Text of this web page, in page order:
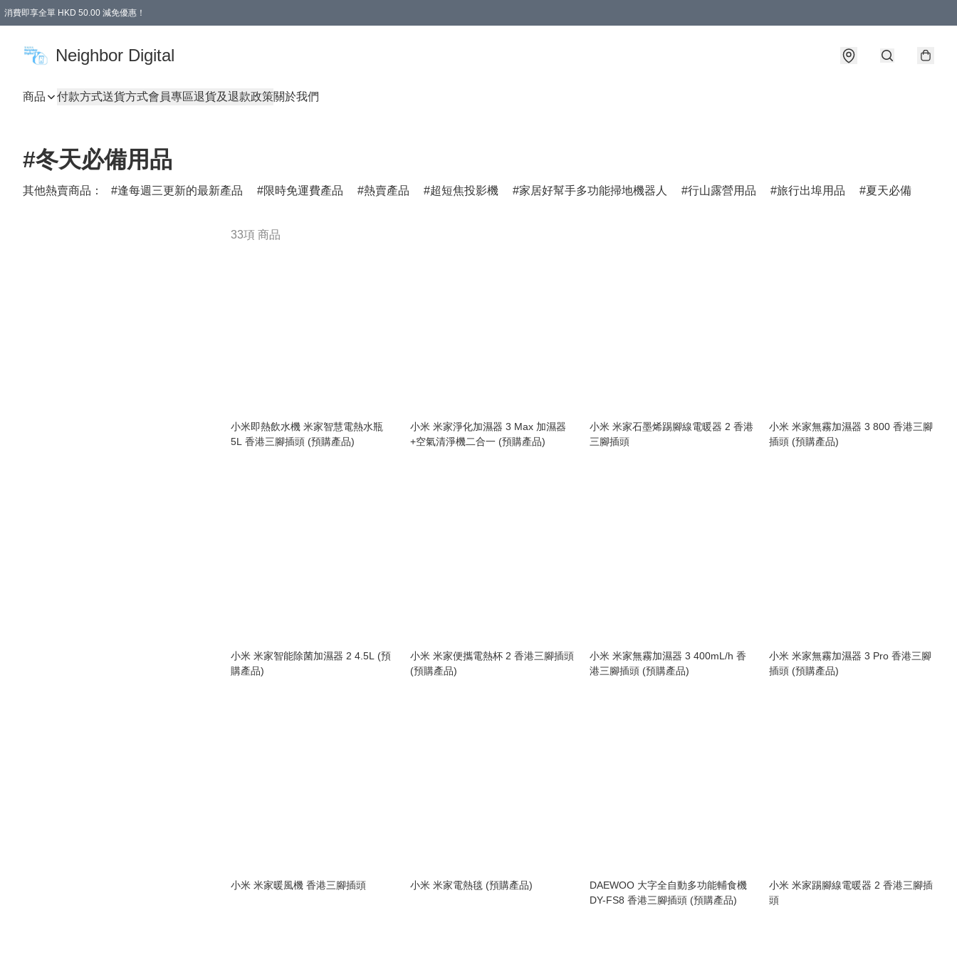
消費即享全單 HKD 50.00 減免優惠！
Neighbor Digital
商品 付款方式送貨方式會員專區退貨及退款政策關於我們
#冬天必備用品
其他熱賣商品： 逢每週三更新的最新產品 限時免運費產品 熱賣產品 超短焦投影機 家居好幫手多功能掃地機器人 行山露營用品 旅行出埠用品 夏天必備
33項 商品
小米即熱飲水機 米家智慧電熱水瓶
5L 香港三腳插頭 (預購產品)
小米 米家淨化加濕器 3 Max 加濕器
+空氣清淨機二合一 (預購產品)
小米 米家石墨烯踢腳線電暖器 2 香港
三腳插頭
小米 米家無霧加濕器 3 800 香港三腳
插頭 (預購產品)
小米 米家智能除菌加濕器 2 4.5L (預
購產品)
小米 米家便攜電熱杯 2 香港三腳插頭
(預購產品)
小米 米家無霧加濕器 3 400mL/h 香
港三腳插頭 (預購產品)
小米 米家無霧加濕器 3 Pro 香港三腳
插頭 (預購產品)
小米 米家暖風機 香港三腳插頭 小米 米家電熱毯 (預購產品)
DAEWOO 大字全自動多功能輔食機
DY-FS8 香港三腳插頭 (預購產品)
小米 米家踢腳線電暖器 2 香港三腳插
頭